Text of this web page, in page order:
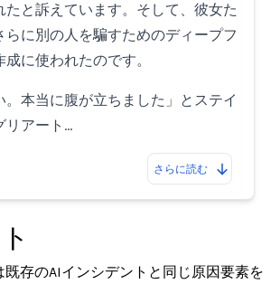
たと訴えています。そして、彼女た
らに別の人を騙すためのディープフ
に使われたのです。
。本当に腹が立ちました」とステイ
リアート…
さらに読む
既存のAIインシデントと同じ原因要素を